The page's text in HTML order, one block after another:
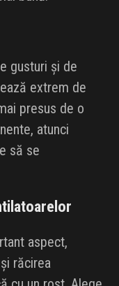
gusturi și de
extrem de
presus de o
atunci
să se
aspect,
răcirea